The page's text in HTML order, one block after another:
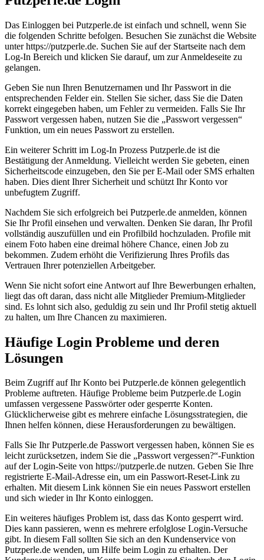
Das Einloggen bei Putzperle.de ist einfach und schnell, wenn Sie
die folgenden Schritte befolgen. Besuchen Sie zunächst die Website
unter https://putzperle.de. Suchen Sie auf der Startseite nach dem
Log-In Bereich und klicken Sie darauf, um zur Anmeldeseite zu
gelangen.
Geben Sie nun Ihren Benutzernamen und Ihr Passwort in die
entsprechenden Felder ein. Stellen Sie sicher, dass Sie die Daten
korrekt eingegeben haben, um Fehler zu vermeiden. Falls Sie Ihr
Passwort vergessen haben, nutzen Sie die „Passwort vergessen“
Funktion, um ein neues Passwort zu erstellen.
Ein weiterer Schritt im Log-In Prozess Putzperle.de ist die
Bestätigung der Anmeldung. Vielleicht werden Sie gebeten, einen
Sicherheitscode einzugeben, den Sie per E-Mail oder SMS erhalten
haben. Dies dient Ihrer Sicherheit und schützt Ihr Konto vor
unbefugtem Zugriff.
Nachdem Sie sich erfolgreich bei Putzperle.de anmelden, können
Sie Ihr Profil einsehen und verwalten. Denken Sie daran, Ihr Profil
vollständig auszufüllen und ein Profilbild hochzuladen. Profile mit
einem Foto haben eine dreimal höhere Chance, einen Job zu
bekommen. Zudem erhöht die Verifizierung Ihres Profils das
Vertrauen Ihrer potenziellen Arbeitgeber.
Wenn Sie nicht sofort eine Antwort auf Ihre Bewerbungen erhalten,
liegt das oft daran, dass nicht alle Mitglieder Premium-Mitglieder
sind. Es lohnt sich also, geduldig zu sein und Ihr Profil stetig aktuell
zu halten, um Ihre Chancen zu maximieren.
Häufige Login Probleme und deren
Lösungen
Beim Zugriff auf Ihr Konto bei Putzperle.de können gelegentlich
Probleme auftreten. Häufige Probleme beim Putzperle.de Login
umfassen vergessene Passwörter oder gesperrte Konten.
Glücklicherweise gibt es mehrere einfache Lösungsstrategien, die
Ihnen helfen können, diese Herausforderungen zu bewältigen.
Falls Sie Ihr Putzperle.de Passwort vergessen haben, können Sie es
leicht zurücksetzen, indem Sie die „Passwort vergessen?“-Funktion
auf der Login-Seite von https://putzperle.de nutzen. Geben Sie Ihre
registrierte E-Mail-Adresse ein, um ein Passwort-Reset-Link zu
erhalten. Mit diesem Link können Sie ein neues Passwort erstellen
und sich wieder in Ihr Konto einloggen.
Ein weiteres häufiges Problem ist, dass das Konto gesperrt wird.
Dies kann passieren, wenn es mehrere erfolglose Login-Versuche
gibt. In diesem Fall sollten Sie sich an den Kundenservice von
Putzperle.de wenden, um Hilfe beim Login zu erhalten. Der